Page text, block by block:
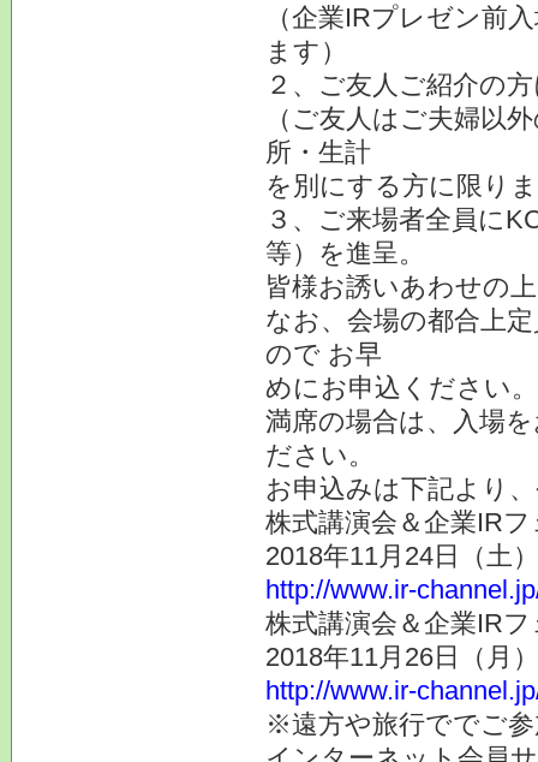
（企業IRプレゼン前
ます）
２、ご友人ご紹介の
（ご友人はご夫婦以
所・生計
を別にする方に限り
３、ご来場者全員に
等）を進呈。
皆様お誘いあわせの
なお、会場の都合上
ので お早
めにお申込ください
満席の場合は、入場
ださい。
お申込みは下記より
株式講演会＆企業IR
2018年11月24日（
http://www.ir-
株式講演会＆企業IR
2018年11月26日（
http://www.ir-
※遠方や旅行ででご